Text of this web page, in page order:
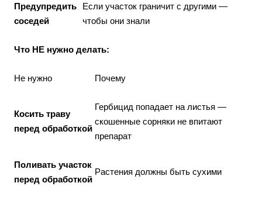
Предупредить
соседей
Если участок граничит с другими —
чтобы они знали
Что НЕ нужно делать:
Не нужно Почему
Косить траву
перед обработкой
Гербицид попадает на листья —
скошенные сорняки не впитают
препарат
Поливать участок
перед обработкой
Растения должны быть сухими